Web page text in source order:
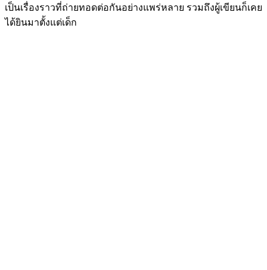
เป็นเรื่องราวที่ถ่ายทอดต่อกันอย่างแพร่หลาย รวมถึงผู้เขียนก็เคย
ได้ยินมาตั้งแต่เด็ก